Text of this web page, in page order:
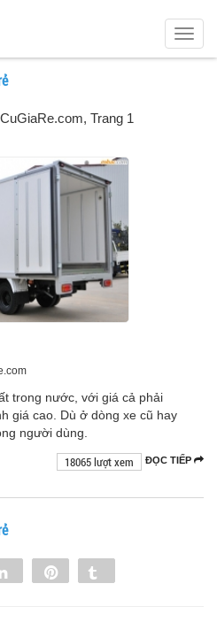
, Trang 1
trong nước, với giá cả phải
giá cao. Dù ở dòng xe cũ hay
người dùng.
ĐỌC TIẾP
18065 lượt xem
Share